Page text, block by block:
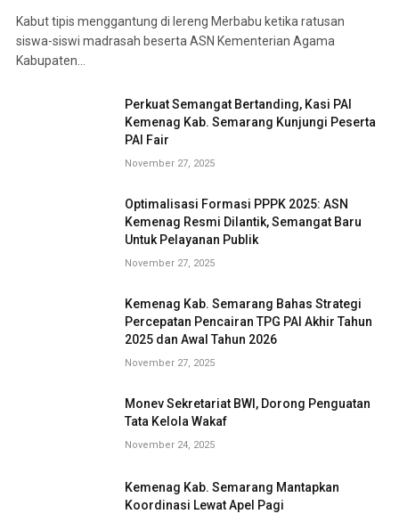
Kabut tipis menggantung di lereng Merbabu ketika ratusan
siswa-siswi madrasah beserta ASN Kementerian Agama
Kabupaten…
Perkuat Semangat Bertanding, Kasi PAI
Kemenag Kab. Semarang Kunjungi Peserta
PAI Fair
November 27, 2025
Optimalisasi Formasi PPPK 2025: ASN
Kemenag Resmi Dilantik, Semangat Baru
Untuk Pelayanan Publik
November 27, 2025
Kemenag Kab. Semarang Bahas Strategi
Percepatan Pencairan TPG PAI Akhir Tahun
2025 dan Awal Tahun 2026
November 27, 2025
Monev Sekretariat BWI, Dorong Penguatan
Tata Kelola Wakaf
November 24, 2025
Kemenag Kab. Semarang Mantapkan
Koordinasi Lewat Apel Pagi